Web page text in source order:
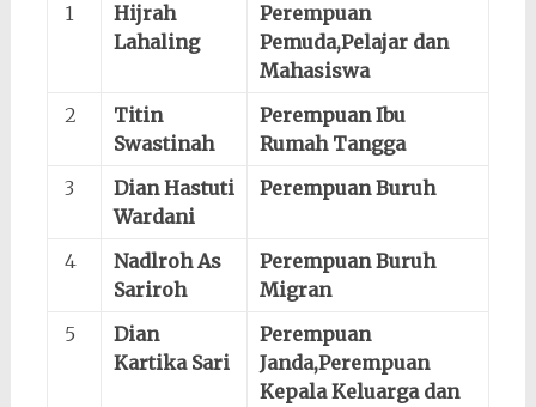
1
Hijrah
Lahaling
Perempuan
Pemuda,Pelajar dan
Mahasiswa
2
Titin
Swastinah
Perempuan Ibu
Rumah Tangga
3
Dian Hastuti
Wardani
Perempuan Buruh
4
Nadlroh As
Sariroh
Perempuan Buruh
Migran
5
Dian
Kartika Sari
Perempuan
Janda,Perempuan
Kepala Keluarga dan